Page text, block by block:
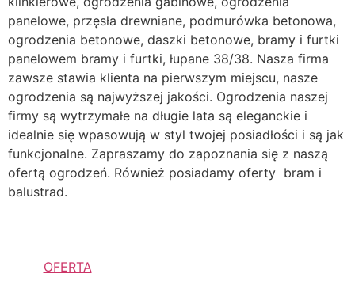
panelowe, przęsła drewniane, podmurówka betonowa,
ogrodzenia betonowe, daszki betonowe, bramy i furtki
panelowem bramy i furtki, łupane 38/38. Nasza firma
zawsze stawia klienta na pierwszym miejscu, nasze
ogrodzenia są najwyższej jakości. Ogrodzenia naszej
firmy są wytrzymałe na długie lata są eleganckie i
idealnie się wpasowują w styl twojej posiadłości i są jak
funkcjonalne. Zapraszamy do zapoznania się z naszą
ofertą ogrodzeń. Również posiadamy oferty bram i
balustrad.
OFERTA